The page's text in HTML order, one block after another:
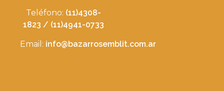
Teléfono: (11)4308-
1823 / (11)4941-0733
Email: info@bazarrosemblit.com.ar